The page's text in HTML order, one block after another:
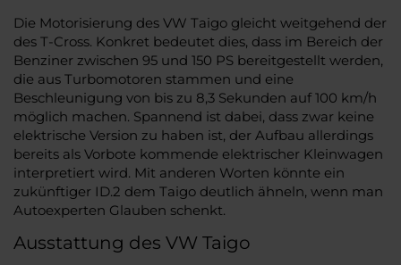
Die Motorisierung des VW Taigo gleicht weitgehend der
des T-Cross. Konkret bedeutet dies, dass im Bereich der
Benziner zwischen 95 und 150 PS bereitgestellt werden,
die aus Turbomotoren stammen und eine
Beschleunigung von bis zu 8,3 Sekunden auf 100 km/h
möglich machen. Spannend ist dabei, dass zwar keine
elektrische Version zu haben ist, der Aufbau allerdings
bereits als Vorbote kommende elektrischer Kleinwagen
interpretiert wird. Mit anderen Worten könnte ein
zukünftiger ID.2 dem Taigo deutlich ähneln, wenn man
Autoexperten Glauben schenkt.
Ausstattung des VW Taigo